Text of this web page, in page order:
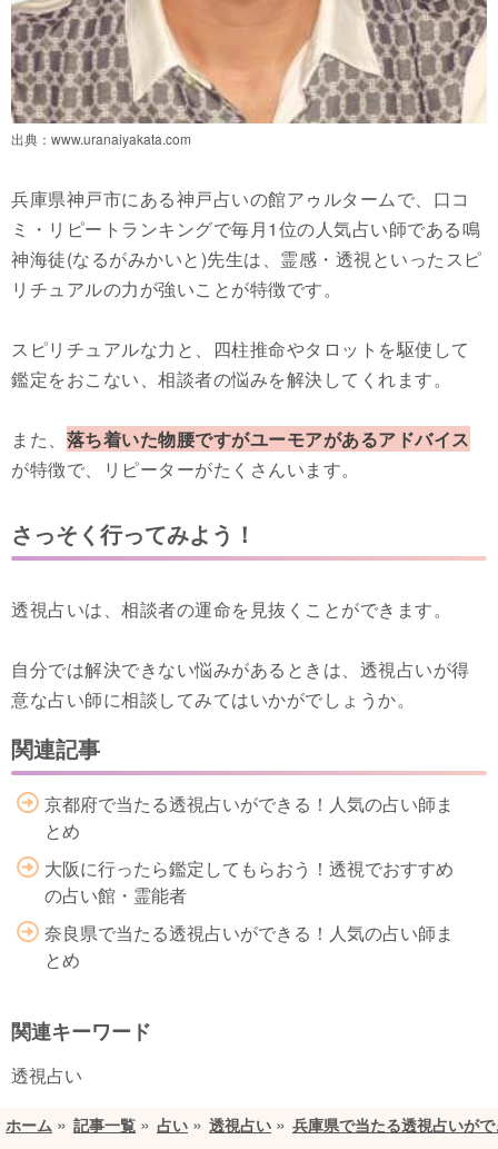
出典： www.uranaiyakata.com
兵庫県神戸市にある神戸占いの館アゥルタームで、口コ
ミ・リピートランキングで毎月1位の人気占い師である鳴
神海徒(なるがみかいと)先生は、霊感・透視といったスピ
リチュアルの力が強いことが特徴です。
スピリチュアルな力と、四柱推命やタロットを駆使して
鑑定をおこない、相談者の悩みを解決してくれます。
また、 落ち着いた物腰ですがユーモアがあるアドバイス
が特徴で、リピーターがたくさんいます。
さっそく行ってみよう！
透視占いは、相談者の運命を見抜くことができます。
自分では解決できない悩みがあるときは、透視占いが得
意な占い師に相談してみてはいかがでしょうか。
関連記事
京都府で当たる透視占いができる！人気の占い師ま
とめ
大阪に行ったら鑑定してもらおう！透視でおすすめ
の占い館・霊能者
奈良県で当たる透視占いができる！人気の占い師ま
とめ
関連キーワード
透視占い
ホーム 記事一覧 占い 透視占い 兵庫県で当たる透視占いが